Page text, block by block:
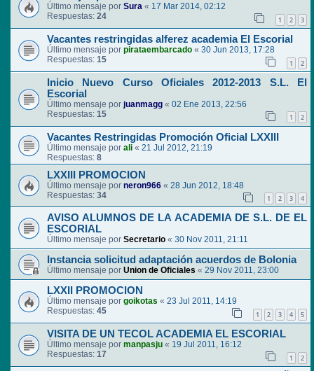
Último mensaje por Sura « 17 Mar 2014, 02:12
Respuestas: 24 1 2 3
Vacantes restringidas alferez academia El Escorial
Último mensaje por pirataembarcado « 30 Jun 2013, 17:28
Respuestas: 15 1 2
Inicio Nuevo Curso Oficiales 2012-2013 S.L. El
Escorial
Último mensaje por juanmagg « 02 Ene 2013, 22:56
Respuestas: 15 1 2
Vacantes Restringidas Promoción Oficial LXXIII
Último mensaje por ali « 21 Jul 2012, 21:19
Respuestas: 8
LXXIII PROMOCION
Último mensaje por neron966 « 28 Jun 2012, 18:48
Respuestas: 34 1 2 3 4
AVISO ALUMNOS DE LA ACADEMIA DE S.L. DE EL
ESCORIAL
Último mensaje por Secretario « 30 Nov 2011, 21:11
Instancia solicitud adaptación acuerdos de Bolonia
Último mensaje por Union de Oficiales « 29 Nov 2011, 23:00
LXXII PROMOCION
Último mensaje por goikotas « 23 Jul 2011, 14:19
Respuestas: 45 1 2 3 4 5
VISITA DE UN TECOL ACADEMIA EL ESCORIAL
Último mensaje por manpasju « 19 Jul 2011, 16:12
Respuestas: 17 1 2